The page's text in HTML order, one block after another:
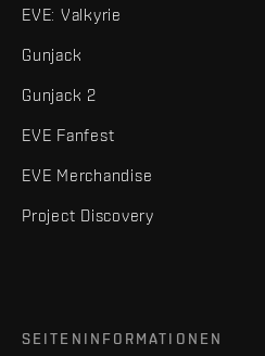
EVE: Valkyrie
Gunjack
Gunjack 2
EVE Fanfest
EVE Merchandise
Project Discovery
SEITENINFORMATIONEN